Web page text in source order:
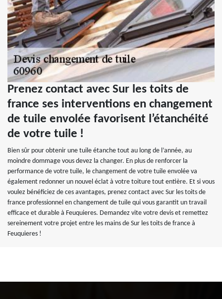
Prenez contact avec Sur les toits de
france ses interventions en changement
de tuile envolée favorisent l’étanchéité
de votre tuile !
Bien sûr pour obtenir une tuile étanche tout au long de l’année, au
moindre dommage vous devez la changer. En plus de renforcer la
performance de votre tuile, le changement de votre tuile envolée va
également redonner un nouvel éclat à votre toiture tout entière. Et si vous
voulez bénéficiez de ces avantages, prenez contact avec Sur les toits de
france professionnel en changement de tuile qui vous garantit un travail
efficace et durable à Feuquieres. Demandez vite votre devis et remettez
sereinement votre projet entre les mains de Sur les toits de france à
Feuquieres !